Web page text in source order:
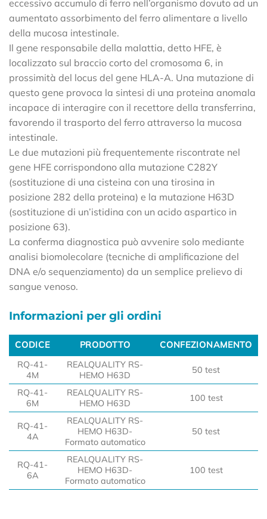
eccessivo accumulo di ferro nell’organismo dovuto ad un
aumentato assorbimento del ferro alimentare a livello
della mucosa intestinale.
Il gene responsabile della malattia, detto HFE, è
localizzato sul braccio corto del cromosoma 6, in
prossimità del locus del gene HLA-A. Una mutazione di
questo gene provoca la sintesi di una proteina anomala
incapace di interagire con il recettore della transferrina,
favorendo il trasporto del ferro attraverso la mucosa
intestinale.
Le due mutazioni più frequentemente riscontrate nel
gene HFE corrispondono alla mutazione C282Y
(sostituzione di una cisteina con una tirosina in
posizione 282 della proteina) e la mutazione H63D
(sostituzione di un’istidina con un acido aspartico in
posizione 63).
La conferma diagnostica può avvenire solo mediante
analisi biomolecolare (tecniche di amplificazione del
DNA e/o sequenziamento) da un semplice prelievo di
sangue venoso.
Informazioni per gli ordini
CODICE PRODOTTO
CONFEZIONAMENTO
CODICE
PRODOTTO CONFEZIONAMENTO
RQ-41-
4M
REALQUALITY RS-
HEMO H63D
50 test
RQ-41-
6M
REALQUALITY RS-
HEMO H63D
100 test
RQ-41-
4A
REALQUALITY RS-
HEMO H63D-
Formato automatico
50 test
RQ-41-
6A
REALQUALITY RS-
HEMO H63D-
Formato automatico
100 test